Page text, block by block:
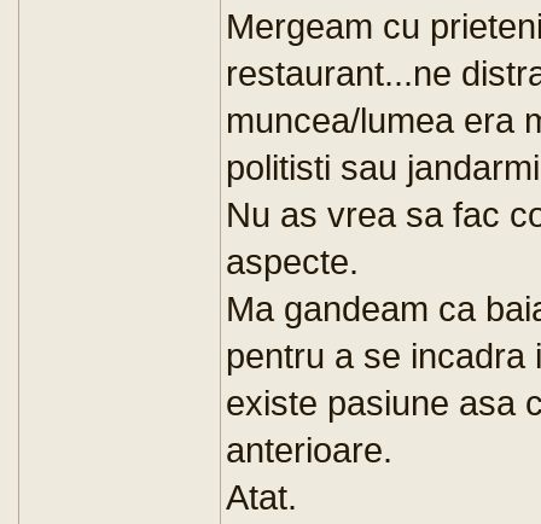
Mergeam cu
restaurant...ne
muncea/lumea era
politisti sau
Nu as vrea sa fac
aspecte.
Ma gandeam ca
pentru a se incadra
existe pasiune asa
anterioare.
Atat.